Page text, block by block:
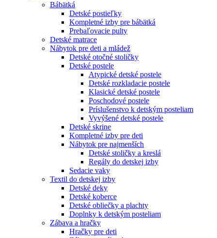
Bábätká
Detské postieľky
Kompletné izby pre bábätká
Prebaľovacie pulty
Detské matrace
Nábytok pre deti a mládež
Detské otočné stoličky
Detské postele
Atypické detské postele
Detské rozkladacie postele
Klasické detské postele
Poschodové postele
Príslušenstvo k detským posteliam
Vyvýšené detské postele
Detské skrine
Kompletné izby pre deti
Nábytok pre najmenších
Detské stoličky a kreslá
Regály do detskej izby
Sedacie vaky
Textil do detskej izby
Detské deky
Detské koberce
Detské obliečky a plachty
Doplnky k detským posteliam
Zábava a hračky
Hračky pre deti